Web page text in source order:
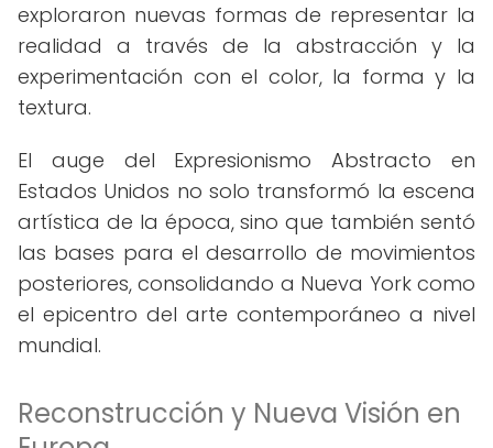
exploraron nuevas formas de representar la
realidad a través de la abstracción y la
experimentación con el color, la forma y la
textura.
El auge del Expresionismo Abstracto en
Estados Unidos no solo transformó la escena
artística de la época, sino que también sentó
las bases para el desarrollo de movimientos
posteriores, consolidando a Nueva York como
el epicentro del arte contemporáneo a nivel
mundial.
Reconstrucción y Nueva Visión en